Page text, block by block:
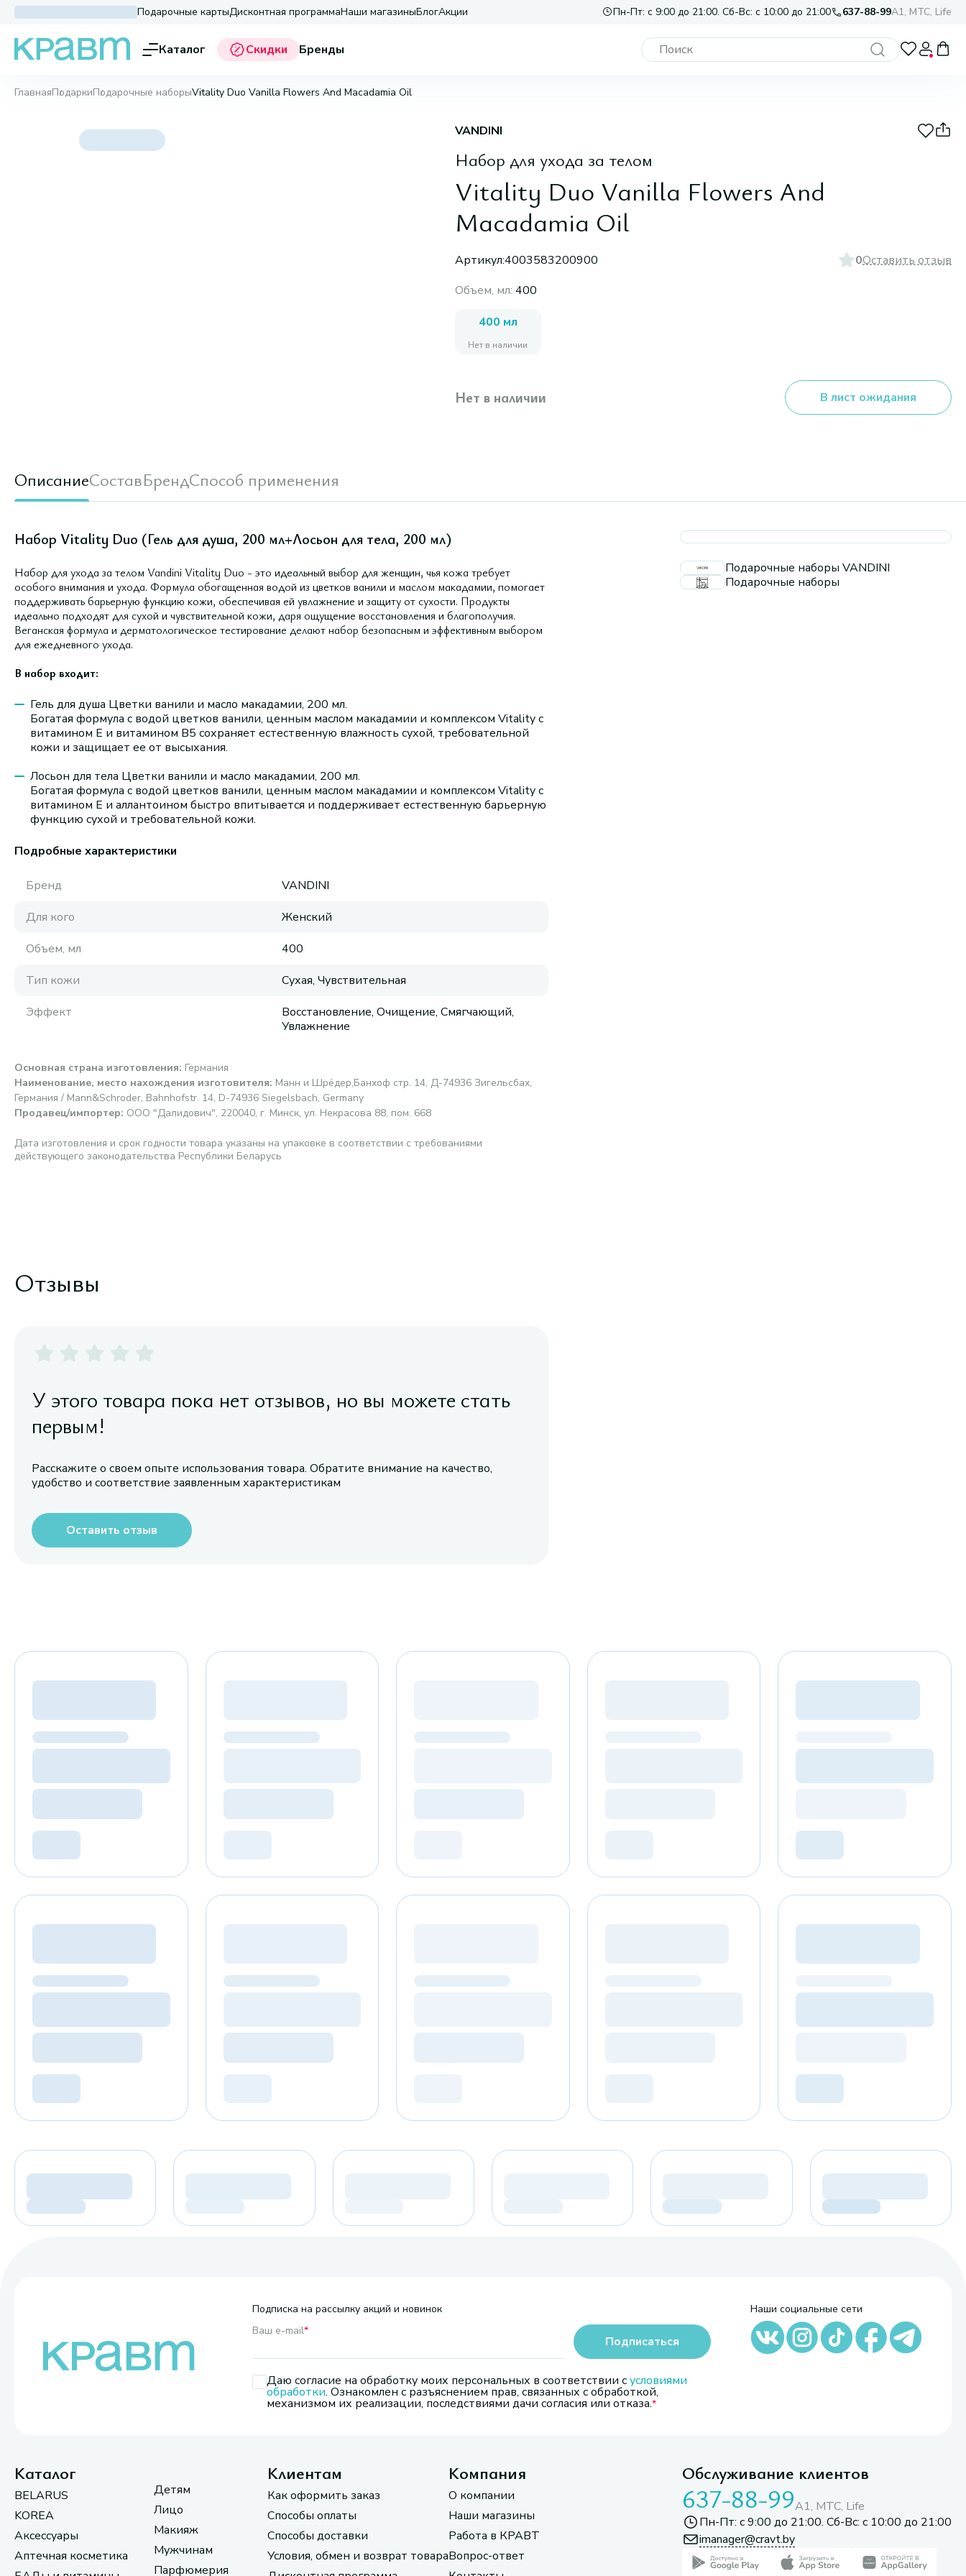
Подарочные картыДисконтная программаНаши магазиныБлогАкции Пн-Пт: с 9:00 до 21:00. Сб-Вс: с 10:00 до 21:00 637-88-99A1, МТС, Life
Каталог Скидки Бренды
ГлавнаяПодаркиПодарочные наборыVitality Duo Vanilla Flowers And Macadamia Oil
VANDINI
Набор для ухода за телом
Vitality Duo Vanilla Flowers And
Macadamia Oil
Артикул:4003583200900 0Оставить отзыв
Объем, мл: 400
400 мл
Нет в наличии
Нет в наличии В лист ожидания
ОписаниеСоставБрендСпособ применения
Набор Vitality Duo (Гель для душа, 200 мл+Лосьон для тела, 200 мл)
Набор для ухода за телом Vandini Vitality Duo - это идеальный выбор для женщин, чья кожа требует
особого внимания и ухода. Формула обогащенная водой из цветков ванили и маслом макадамии, помогает
поддерживать барьерную функцию кожи, обеспечивая ей увлажнение и защиту от сухости. Продукты
идеально подходят для сухой и чувствительной кожи, даря ощущение восстановления и благополучия.
Веганская формула и дерматологическое тестирование делают набор безопасным и эффективным выбором
для ежедневного ухода.
В набор входит:
Гель для душа Цветки ванили и масло макадамии, 200 мл.
Богатая формула с водой цветков ванили, ценным маслом макадамии и комплексом Vitality с
витамином E и витамином B5 сохраняет естественную влажность сухой, требовательной
кожи и защищает ее от высыхания.
Лосьон для тела Цветки ванили и масло макадамии, 200 мл.
Богатая формула с водой цветков ванили, ценным маслом макадамии и комплексом Vitality с
витамином Е и аллантоином быстро впитывается и поддерживает естественную барьерную
функцию сухой и требовательной кожи.
Подробные характеристики
Бренд
VANDINI
Для кого
Женский
Объем, мл
400
Тип кожи
Сухая, Чувствительная
Эффект
Восстановление, Очищение, Смягчающий,
Увлажнение
Основная страна изготовления: Германия
Наименование, место нахождения изготовителя: Манн и Шрёдер,Банхоф стр. 14, Д-74936 Зигельсбах,
Германия / Mann&Schroder, Bahnhofstr. 14, D-74936 Siegelsbach, Germany
Продавец/импортер: ООО "Далидович", 220040, г. Минск, ул. Некрасова 88, пом. 668
Дата изготовления и срок годности товара указаны на упаковке в соответствии с требованиями
действующего законодательства Республики Беларусь
Подарочные наборы VANDINI
Подарочные наборы
Отзывы
У этого товара пока нет отзывов, но вы можете стать
первым!
Расскажите о своем опыте использования товара. Обратите внимание на качество,
удобство и соответствие заявленным характеристикам
Оставить отзыв
Подписка на рассылку акций и новинок
Ваш e-mail*
Даю согласие на обработку моих персональных в соответствии сусловиями
обработки. Ознакомлен с разъяснением прав, связанных с обработкой,
механизмом их реализации, последствиями дачи согласия или отказа.
Подписаться
Наши социальные сети
Каталог
BELARUS
KOREA
Аксессуары
Аптечная косметика
Детям
Лицо
Макияж
Мужчинам
Парфюмерия
Клиентам
Как оформить заказ
Способы оплаты
Способы доставки
Условия, обмен и возврат товара
Компания
О компании
Наши магазины
Работа в КРАВТ
Вопрос-ответ
Обслуживание клиентов
637-88-99A1, МТС, Life
Пн-Пт: с 9:00 до 21:00. Сб-Вс: с 10:00 до 21:00
imanager@cravt.by